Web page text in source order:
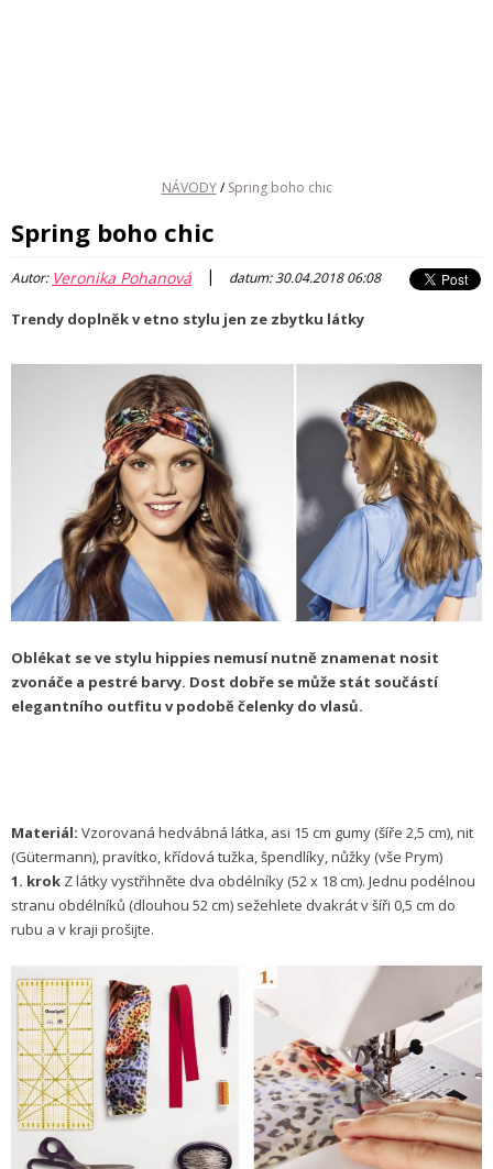
NÁVODY / Spring boho chic
Spring boho chic
Autor: Veronika Pohanová | datum: 30.04.2018 06:08
Trendy doplněk v etno stylu jen ze zbytku látky
Oblékat se ve stylu hippies nemusí nutně znamenat nosit
zvonáče a pestré barvy. Dost dobře se může stát součástí
elegantního outfitu v podobě čelenky do vlasů.
Materiál: Vzorovaná hedvábná látka, asi 15 cm gumy (šíře 2,5 cm), nit
(Gütermann), pravítko, křídová tužka, špendlíky, nůžky (vše Prym)
1. krok Z látky vystřihněte dva obdélníky (52 x 18 cm). Jednu podélnou
stranu obdélníků (dlouhou 52 cm) sežehlete dvakrát v šíři 0,5 cm do
rubu a v kraji prošijte.